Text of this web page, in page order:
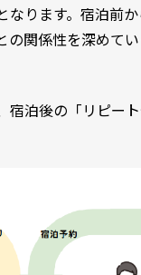
ります。宿泊前
関係性を深めて
泊後の「リピー